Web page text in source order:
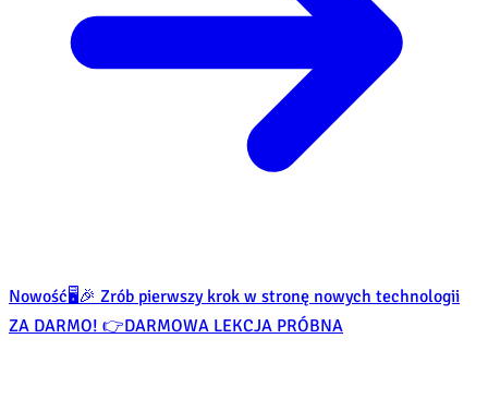
Nowość🖥️🎉 Zrób pierwszy krok w stronę nowych technologii
ZA DARMO! 👉DARMOWA LEKCJA PRÓBNA